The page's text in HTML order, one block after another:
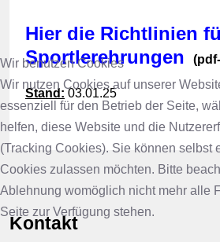
Hier die Richtlinien
Sportlerehrungen
Stand:03.01.25
Kontakt
Wir benutzen Cookies
Wir nutzen Cookies auf unserer
essenziell für den Betrieb der Seite,
helfen, diese Website und die
(Tracking Cookies). Sie können selbst
Cookies zulassen möchten. Bitte
Ablehnung womöglich nicht mehr alle
Seite zur Verfügung stehen.